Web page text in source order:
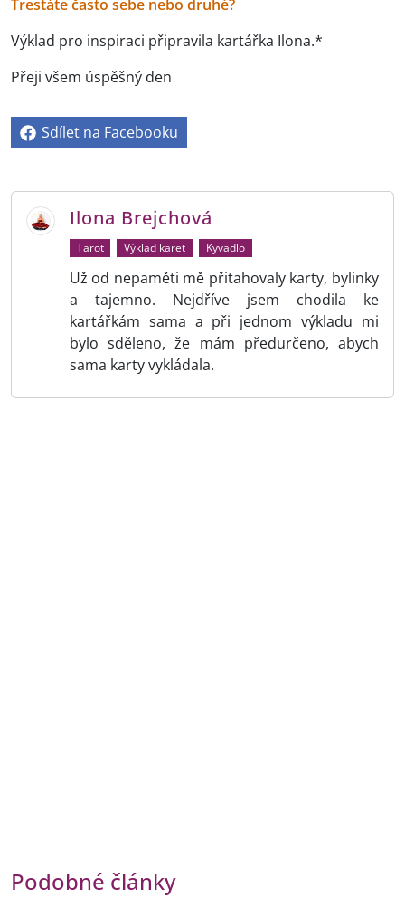
Trestáte často sebe nebo druhé?
Výklad pro inspiraci připravila kartářka Ilona.*
Přeji všem úspěšný den
Sdílet na Facebooku
Ilona Brejchová
Tarot Výklad karet Kyvadlo
Už od nepaměti mě přitahovaly karty, bylinky
a tajemno. Nejdříve jsem chodila ke
kartářkám sama a při jednom výkladu mi
bylo sděleno, že mám předurčeno, abych
sama karty vykládala.
Podobné články